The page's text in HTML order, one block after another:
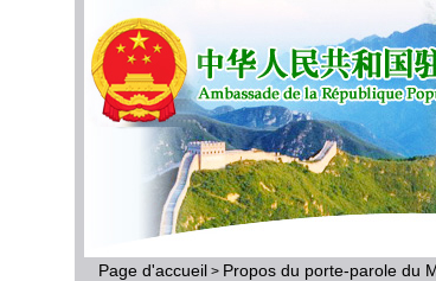
Page d'accueil > Propos du porte-parole du